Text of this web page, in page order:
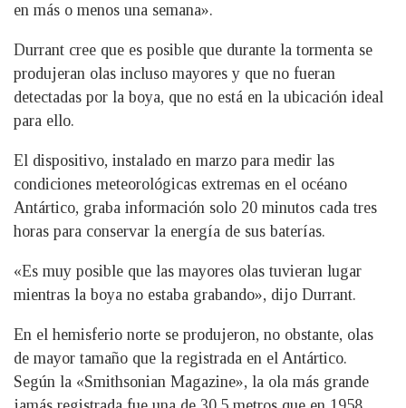
en más o menos una semana».
Durrant cree que es posible que durante la tormenta se
produjeran olas incluso mayores y que no fueran
detectadas por la boya, que no está en la ubicación ideal
para ello.
El dispositivo, instalado en marzo para medir las
condiciones meteorológicas extremas en el océano
Antártico, graba información solo 20 minutos cada tres
horas para conservar la energía de sus baterías.
«Es muy posible que las mayores olas tuvieran lugar
mientras la boya no estaba grabando», dijo Durrant.
En el hemisferio norte se produjeron, no obstante, olas
de mayor tamaño que la registrada en el Antártico.
Según la «Smithsonian Magazine», la ola más grande